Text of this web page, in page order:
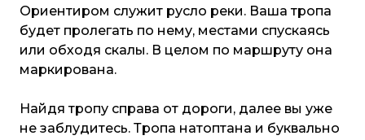
Ориентиром служит русло реки. Ваша тропа
будет пролегать по нему, местами спускаясь
или обходя скалы. В целом по маршруту она
маркирована.
Найдя тропу справа от дороги, далее вы уже
не заблудитесь. Тропа натоптана и буквально